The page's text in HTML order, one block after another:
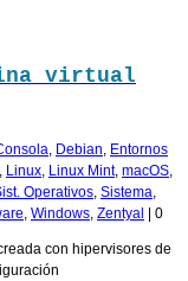
virtual
, Debian, Entornos
, Linux, Linux Mint, macOS,
Operativos, Sistema,
, Windows, Zentyal 0
con hipervisores de